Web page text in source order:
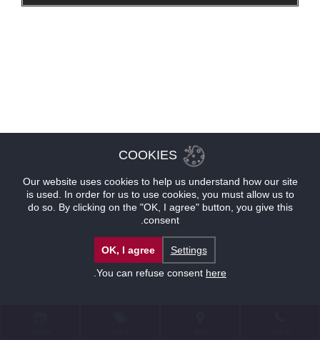
COOKIES
Our website uses cookies to help us understand how our site
is used. In order for us to use cookies, you must allow us to
do so. By clicking on the "OK, I agree" button, you give this
consent.
Settings
OK, I agree
You can refuse consent here
.